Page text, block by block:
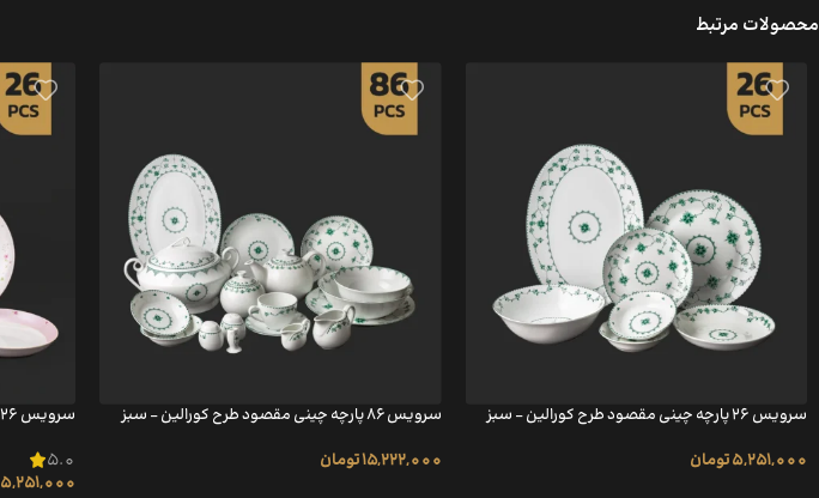
محصولات مرتبط
سرویس ۲۶ پارچه چینی مقصود طرح کورالین – سبز
5,251,000تومان
سرویس ۸۶ پارچه چینی مقصود طرح کورالین – سبز
15,222,000تومان
سرویس ۲۶ پارچه چینی مقصود طرح دوروتی – صورتی
5.0
5,251,000